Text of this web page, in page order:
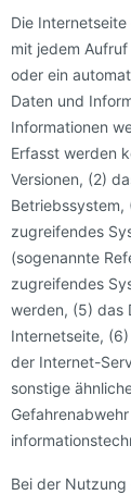
Die
mit jedem
oder ein
Daten und
Informationen
Erfasst werden
Versionen, (2)
Betriebssystem,
zugreifendes
(sogenannte
zugreifendes
werden, (5) das
Internetseite,
der Internet-
sonstige
Bei der Nutzung